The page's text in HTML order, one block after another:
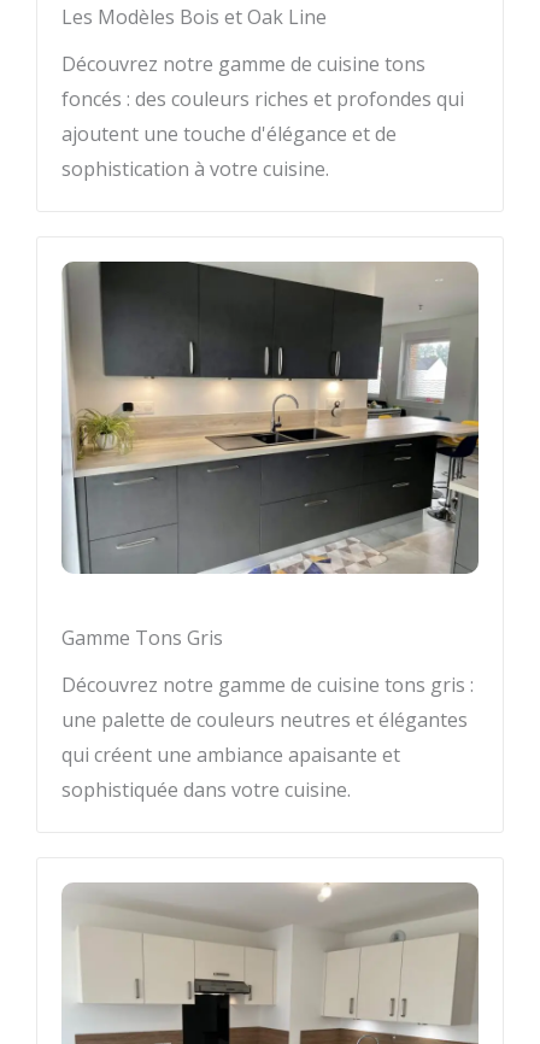
Les Modèles Bois et Oak Line
Découvrez notre gamme de cuisine tons
foncés : des couleurs riches et profondes qui
ajoutent une touche d'élégance et de
sophistication à votre cuisine.
Gamme Tons Gris
Découvrez notre gamme de cuisine tons gris :
une palette de couleurs neutres et élégantes
qui créent une ambiance apaisante et
sophistiquée dans votre cuisine.